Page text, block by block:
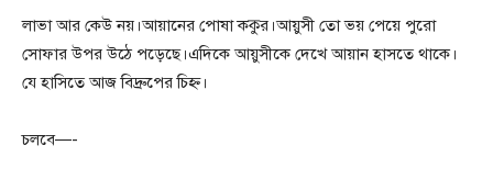
লাভা আর কেউ নয়।আয়ানের পোষা ককুর।আয়ুসী তো ভয় পেয়ে পুরো
সোফার উপর উঠে পড়েছে।এদিকে আয়ুসীকে দেখে আয়ান হাসতে থাকে।
যে হাসিতে আজ বিদ্রুপের চিহ্ন।
চলবে—-